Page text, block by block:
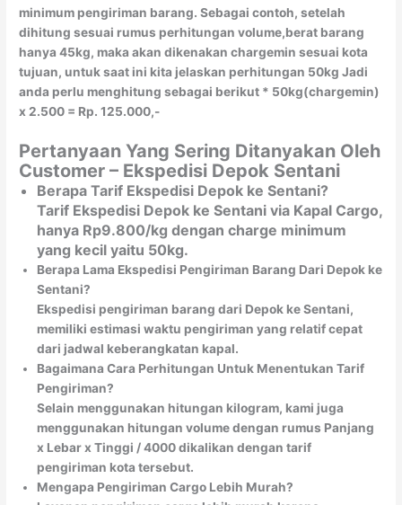
minimum pengiriman barang. Sebagai contoh, setelah
dihitung sesuai rumus perhitungan volume,berat barang
hanya 45kg, maka akan dikenakan chargemin sesuai kota
tujuan, untuk saat ini kita jelaskan perhitungan 50kg Jadi
anda perlu menghitung sebagai berikut * 50kg(chargemin)
x 2.500 = Rp. 125.000,-
Pertanyaan Yang Sering Ditanyakan Oleh
Customer – Ekspedisi Depok Sentani
Berapa Tarif Ekspedisi Depok ke Sentani?
Tarif Ekspedisi Depok ke Sentani via Kapal Cargo,
hanya Rp9.800/kg dengan charge minimum
yang kecil yaitu 50kg.
Berapa Lama Ekspedisi Pengiriman Barang Dari Depok ke
Sentani?
Ekspedisi pengiriman barang dari Depok ke Sentani,
memiliki estimasi waktu pengiriman yang relatif cepat
dari jadwal keberangkatan kapal.
Bagaimana Cara Perhitungan Untuk Menentukan Tarif
Pengiriman?
Selain menggunakan hitungan kilogram, kami juga
menggunakan hitungan volume dengan rumus Panjang
x Lebar x Tinggi / 4000 dikalikan dengan tarif
pengiriman kota tersebut.
Mengapa Pengiriman Cargo Lebih Murah?